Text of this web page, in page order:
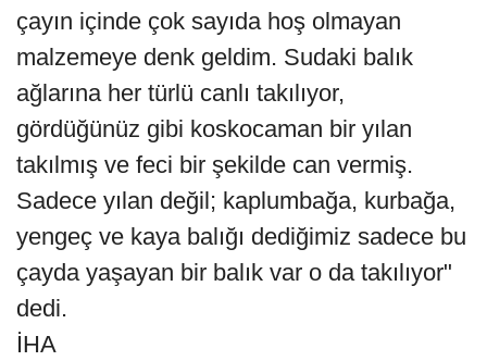
çayın içinde çok sayıda hoş olmayan
malzemeye denk geldim. Sudaki balık
ağlarına her türlü canlı takılıyor,
gördüğünüz gibi koskocaman bir yılan
takılmış ve feci bir şekilde can vermiş.
Sadece yılan değil; kaplumbağa, kurbağa,
yengeç ve kaya balığı dediğimiz sadece bu
çayda yaşayan bir balık var o da takılıyor"
dedi.
İHA